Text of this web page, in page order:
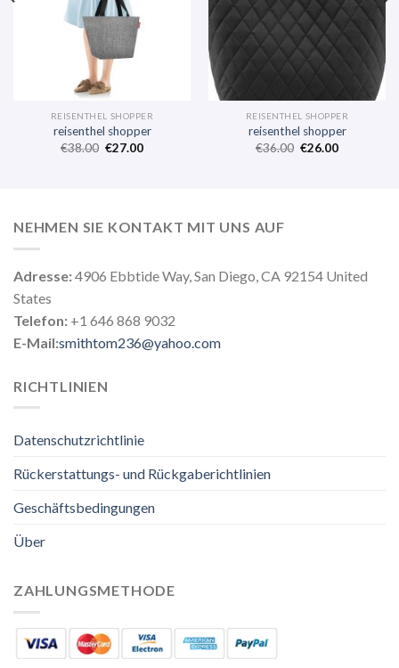
REISENTHEL SHOPPER
reisenthel shopper
€38.00 €27.00
REISENTHEL SHOPPER
reisenthel shopper
€36.00 €26.00
NEHMEN SIE KONTAKT MIT UNS AUF
Adresse:4906 Ebbtide Way, San Diego, CA 92154 United
States
Telefon: +1 646 868 9032
E-Mail:smithtom236@yahoo.com
RICHTLINIEN
Datenschutzrichtlinie
Rückerstattungs- und Rückgaberichtlinien
Geschäftsbedingungen
Über
ZAHLUNGSMETHODE